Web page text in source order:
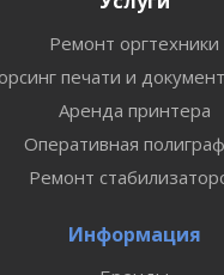
Ремонт оргтехники
печати и
Аренда принтера
Оперативная
Ремонт
Информация